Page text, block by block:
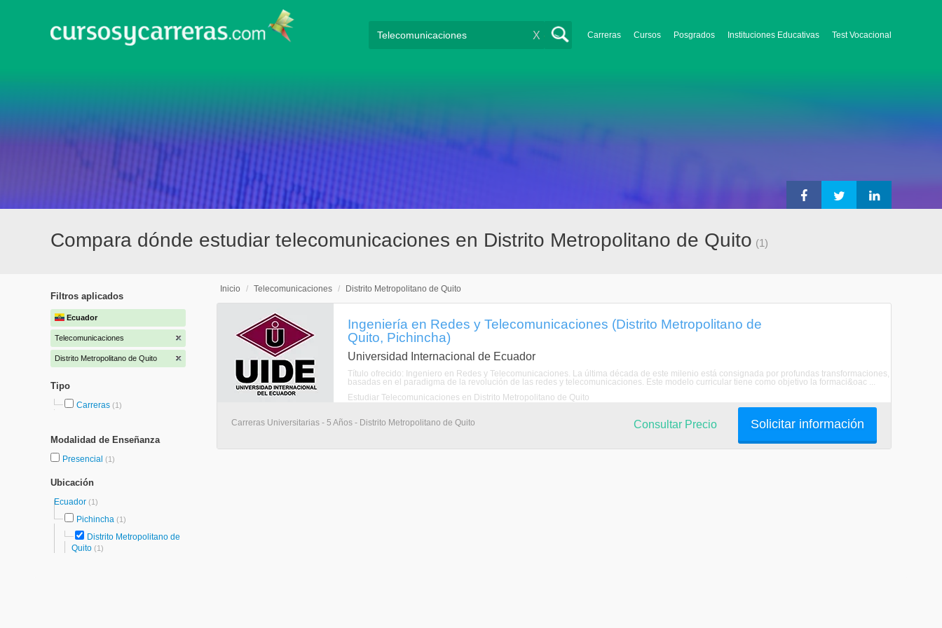
Carreras Cursos Posgrados Instituciones Educativas Test Vocacional
X
Compara dónde estudiar telecomunicaciones en Distrito Metropolitano de Quito (1)
Filtros aplicados
Ecuador
Telecomunicaciones
Distrito Metropolitano de Quito
Tipo
Carreras (1)
Modalidad de Enseñanza
Presencial (1)
Ubicación
Ecuador (1)
Pichincha (1)
Distrito Metropolitano de
Quito (1)
Inicio / Telecomunicaciones / Distrito Metropolitano de Quito
Ingeniería en Redes y Telecomunicaciones (Distrito Metropolitano de
Quito, Pichincha)
Universidad Internacional de Ecuador
Título ofrecido: Ingeniero en Redes y Telecomunicaciones. La última década de este milenio está consignada por profundas transformaciones,
basadas en el paradigma de la revolución de las redes y telecomunicaciones. Este modelo curricular tiene como objetivo la formaci&oac ...
Estudiar Telecomunicaciones en Distrito Metropolitano de Quito
Carreras Universitarias - 5 Años - Distrito Metropolitano de Quito Solicitar información
Consultar Precio